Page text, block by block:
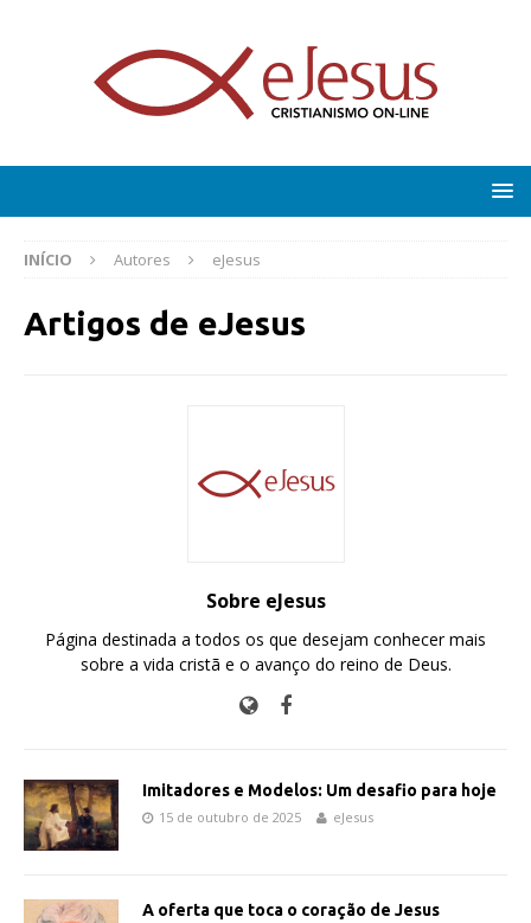
INÍCIO Autores eJesus
Artigos de eJesus
Sobre eJesus
Página destinada a todos os que desejam conhecer mais
sobre a vida cristã e o avanço do reino de Deus.
Imitadores e Modelos: Um desafio para hoje
15 de outubro de 2025 eJesus
A oferta que toca o coração de Jesus